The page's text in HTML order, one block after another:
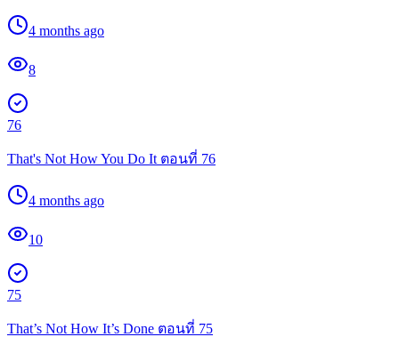
4 months ago
8
76
That's Not How You Do It ตอนที่ 76
4 months ago
10
75
That’s Not How It’s Done ตอนที่ 75